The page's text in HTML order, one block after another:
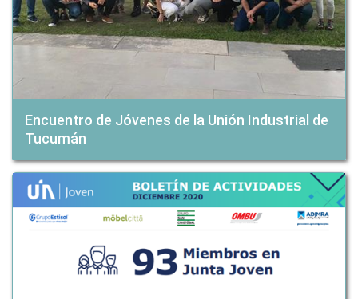
Encuentro de Jóvenes de la Unión Industrial de
Tucumán